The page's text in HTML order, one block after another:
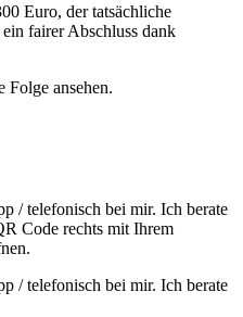
Euro, der tatsächliche
fairer Abschluss dank
Folge ansehen.
/ telefonisch bei mir. Ich berate
Code rechts mit Ihrem
/ telefonisch bei mir. Ich berate